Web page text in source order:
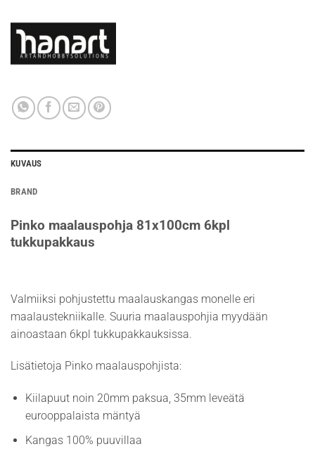
KUVAUS
BRAND
Pinko maalauspohja 81x100cm 6kpl
tukkupakkaus
Valmiiksi pohjustettu maalauskangas monelle eri
maalaustekniikalle. Suuria maalauspohjia myydään
ainoastaan 6kpl tukkupakkauksissa.
Lisätietoja Pinko maalauspohjista:
Kiilapuut noin 20mm paksua, 35mm leveätä
eurooppalaista mäntyä
Kangas 100% puuvillaa